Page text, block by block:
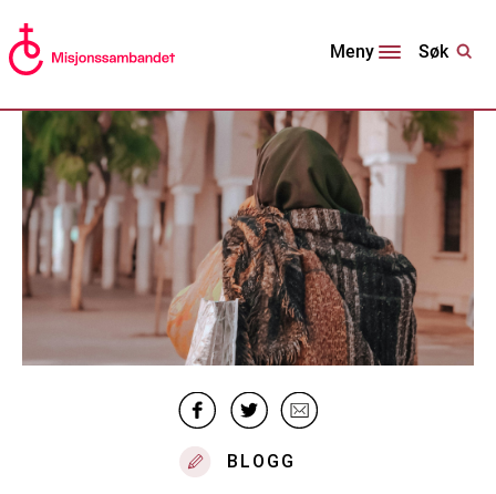
Meny Søk
BLOGG